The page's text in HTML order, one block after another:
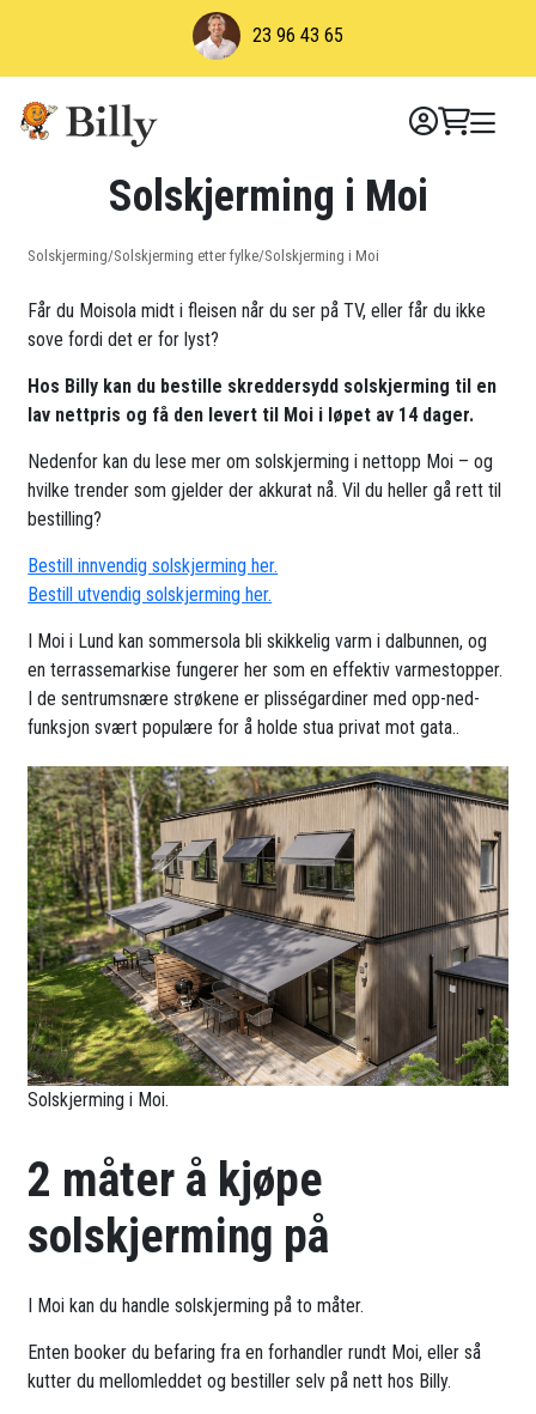
23 96 43 65
Solskjerming i Moi
Solskjerming/Solskjerming etter fylke/Solskjerming i Moi
Får du Moisola midt i fleisen når du ser på TV, eller får du ikke
sove fordi det er for lyst?
Hos Billy kan du bestille skreddersydd solskjerming til en
lav nettpris og få den levert til Moi i løpet av 14 dager.
Nedenfor kan du lese mer om solskjerming i nettopp Moi – og
hvilke trender som gjelder der akkurat nå. Vil du heller gå rett til
bestilling?
Bestill innvendig solskjerming her.
Bestill utvendig solskjerming her.
I Moi i Lund kan sommersola bli skikkelig varm i dalbunnen, og
en terrassemarkise fungerer her som en effektiv varmestopper.
I de sentrumsnære strøkene er plisségardiner med opp-ned-
funksjon svært populære for å holde stua privat mot gata..
Solskjerming i Moi.
2 måter å kjøpe
solskjerming på
I Moi kan du handle solskjerming på to måter.
Enten booker du befaring fra en forhandler rundt Moi, eller så
kutter du mellomleddet og bestiller selv på nett hos Billy.